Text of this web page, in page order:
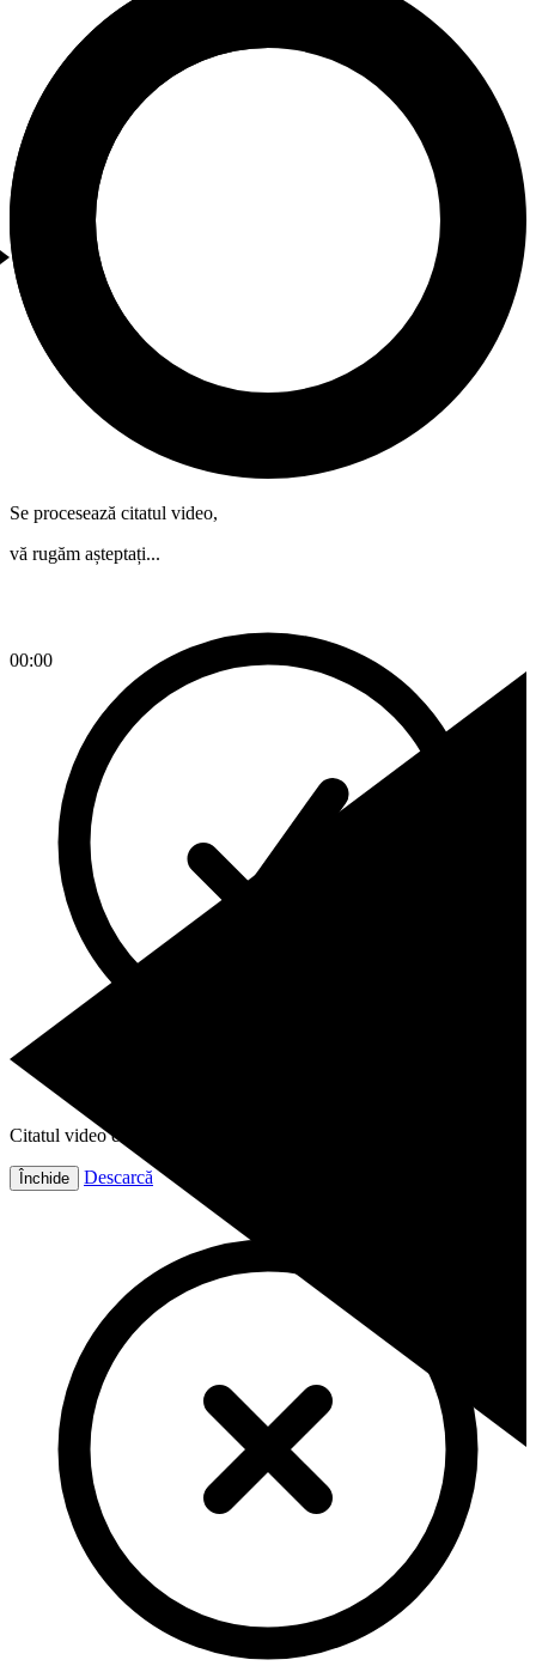
00:00
Se procesează citatul video,
vă rugăm așteptați...
Citatul video este gata!
Închide Descarcă